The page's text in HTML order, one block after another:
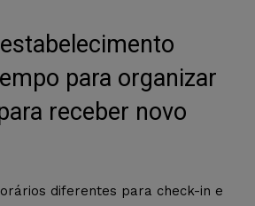
para organizar
receber novo
diferentes para check-in e